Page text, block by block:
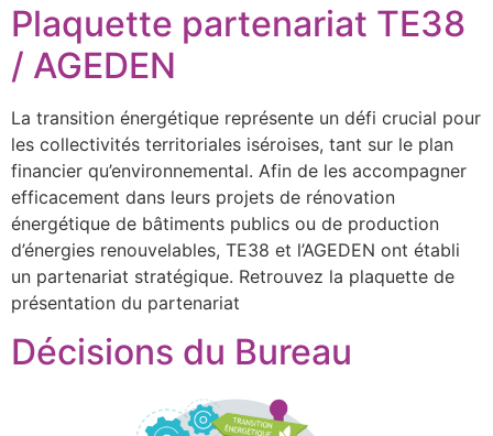
Plaquette partenariat TE38
/ AGEDEN
La transition énergétique représente un défi crucial pour
les collectivités territoriales iséroises, tant sur le plan
financier qu’environnemental. Afin de les accompagner
efficacement dans leurs projets de rénovation
énergétique de bâtiments publics ou de production
d’énergies renouvelables, TE38 et l’AGEDEN ont établi
un partenariat stratégique. Retrouvez la plaquette de
présentation du partenariat
Décisions du Bureau